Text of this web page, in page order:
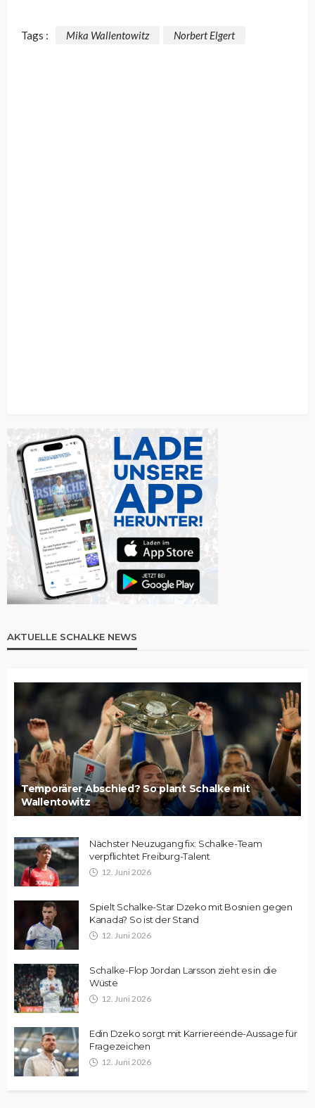
Tags : Mika Wallentowitz Norbert Elgert
AKTUELLE SCHALKE NEWS
Temporärer Abschied? So plant Schalke mit
Wallentowitz
Nächster Neuzugang fix: Schalke-Team
verpflichtet Freiburg-Talent
12. Juni 2026
Spielt Schalke-Star Dzeko mit Bosnien gegen
Kanada? So ist der Stand
12. Juni 2026
Schalke-Flop Jordan Larsson zieht es in die
Wüste
12. Juni 2026
Edin Dzeko sorgt mit Karriereende-Aussage für
Fragezeichen
12. Juni 2026